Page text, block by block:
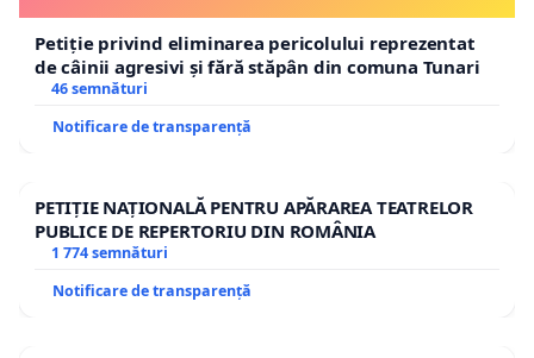
Petiție privind eliminarea pericolului reprezentat
de câinii agresivi și fără stăpân din comuna Tunari
46 semnături
Notificare de transparență
PETIȚIE NAȚIONALĂ PENTRU APĂRAREA TEATRELOR
PUBLICE DE REPERTORIU DIN ROMÂNIA
1 774 semnături
Notificare de transparență